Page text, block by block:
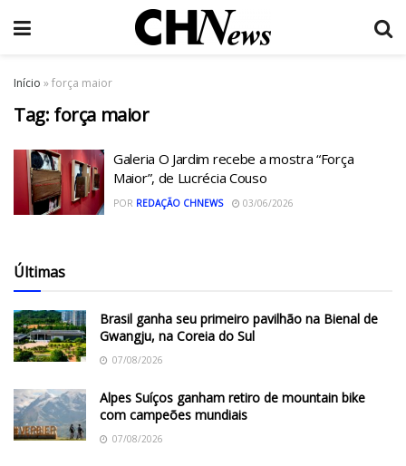
Início »força maior
Tag: força maior
Galeria O Jardim recebe a mostra “Força
Maior”, de Lucrécia Couso
POR REDAÇÃO CHNEWS 03/06/2026
Últimas
Brasil ganha seu primeiro pavilhão na Bienal de
Gwangju, na Coreia do Sul
07/08/2026
Alpes Suíços ganham retiro de mountain bike
com campeões mundiais
07/08/2026